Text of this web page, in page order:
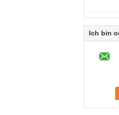
Ich bin